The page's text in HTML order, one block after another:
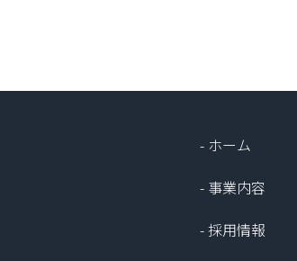
- ホーム
- 事業内容
- 採用情報